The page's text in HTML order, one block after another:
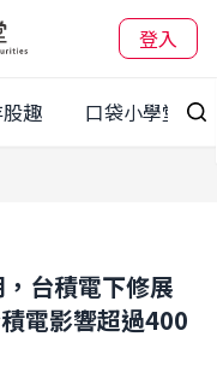
登入
趣 口袋小學堂
，台積電下修展
電影響超過400